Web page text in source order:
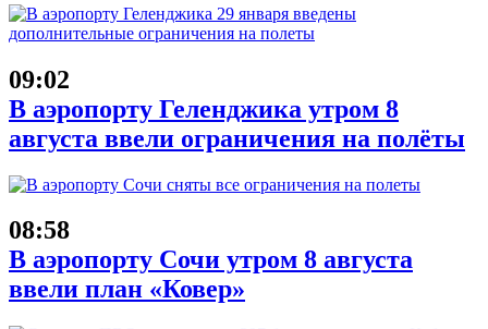
09:02
В аэропорту Геленджика утром 8
августа ввели ограничения на полёты
08:58
В аэропорту Сочи утром 8 августа
ввели план «Ковер»